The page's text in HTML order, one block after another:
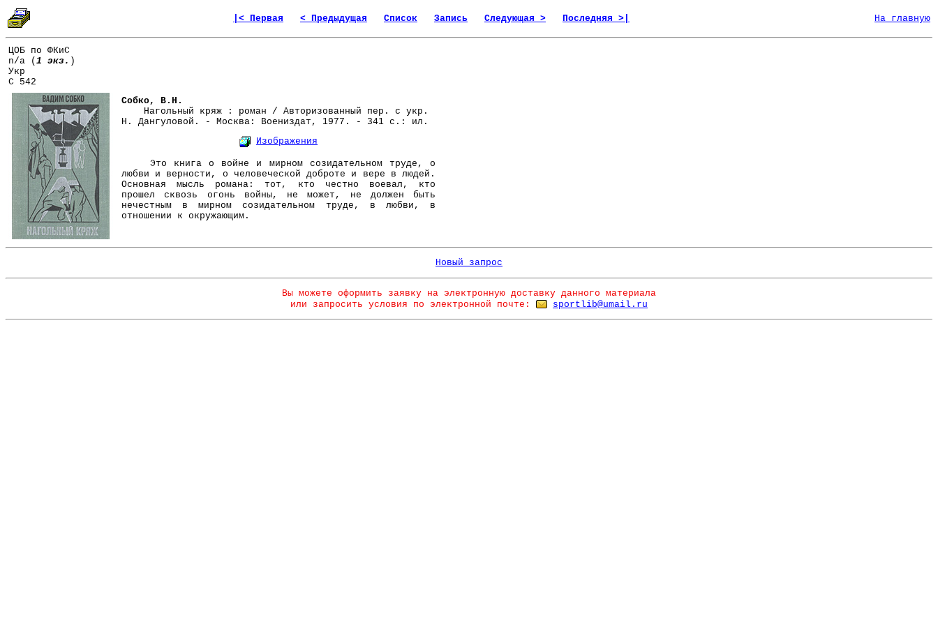
|< Первая < Предыдущая Список Запись Следующая > Последняя >| На главную
ЦОБ по ФКиС
n/a ( 1 экз. )
Укр
С 542
Собко, В.Н.
Нагольный кряж : роман / Авторизованный пер. с укр.
Н. Дангуловой. - Москва: Воениздат, 1977. - 341 с.: ил.
Изображения
Это книга о войне и мирном созидательном труде, о
любви и верности, о человеческой доброте и вере в людей.
Основная мысль романа: тот, кто честно воевал, кто
прошел сквозь огонь войны, не может, не должен быть
нечестным в мирном созидательном труде, в любви, в
отношении к окружающим.
Новый запрос
Вы можете оформить заявку на электронную доставку данного материала
или запросить условия по электронной почте:
sportlib@umail.ru